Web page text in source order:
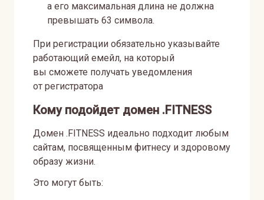
а его максимальная длина не должна
превышать 63 символа.
При регистрации обязательно указывайте
работающий емейл, на который
вы сможете получать уведомления
от регистратора
Кому подойдет домен .FITNESS
Домен .FITNESS идеально подходит любым
сайтам, посвященным фитнесу и здоровому
образу жизни.
Это могут быть: